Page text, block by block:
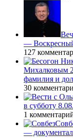
—
127
Михалковым
фамилия и
30
в субботу
1
—